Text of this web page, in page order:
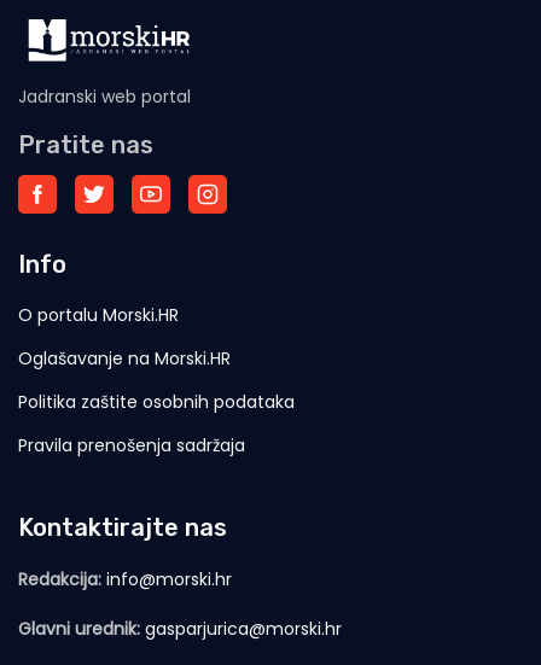
Jadranski web portal
Pratite nas
Info
O portalu Morski.HR
Oglašavanje na Morski.HR
Politika zaštite osobnih podataka
Pravila prenošenja sadržaja
Kontaktirajte nas
Redakcija: info@morski.hr
Glavni urednik: gasparjurica@morski.hr